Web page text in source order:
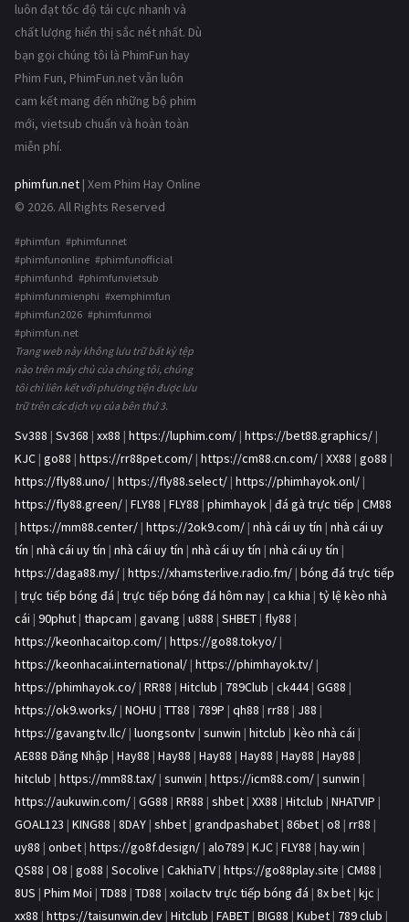
luôn đạt tốc độ tải cực nhanh và
chất lượng hiển thị sắc nét nhất. Dù
bạn gọi chúng tôi là PhimFun hay
Phim Fun, PhimFun.net vẫn luôn
cam kết mang đến những bộ phim
mới, vietsub chuẩn và hoàn toàn
miễn phí.
phimfun.net | Xem Phim Hay Online
© 2026. All Rights Reserved
#phimfun #phimfunnet
#phimfunonline #phimfunofficial
#phimfunhd #phimfunvietsub
#phimfunmienphi #xemphimfun
#phimfun2026 #phimfunmoi
#phimfun.net
Trang web này không lưu trữ bất kỳ tệp
nào trên máy chủ của chúng tôi, chúng
tôi chỉ liên kết với phương tiện được lưu
trữ trên các dịch vụ của bên thứ 3.
Sv388 | Sv368 | xx88 | https://luphim.com/ | https://bet88.graphics/ |
KJC | go88 | https://rr88pet.com/ | https://cm88.cn.com/ | XX88 | go88 |
https://fly88.uno/ | https://fly88.select/ | https://phimhayok.onl/ |
https://fly88.green/ | FLY88 | FLY88 | phimhayok | đá gà trực tiếp | CM88
| https://mm88.center/ | https://2ok9.com/ | nhà cái uy tín | nhà cái uy
tín | nhà cái uy tín | nhà cái uy tín | nhà cái uy tín | nhà cái uy tín |
https://daga88.my/ | https://xhamsterlive.radio.fm/ | bóng đá trực tiếp
| trực tiếp bóng đá | trực tiếp bóng đá hôm nay | ca khia | tỷ lệ kèo nhà
cái | 90phut | thapcam | gavang | u888 | SHBET | fly88 |
https://keonhacaitop.com/ | https://go88.tokyo/ |
https://keonhacai.international/ | https://phimhayok.tv/ |
https://phimhayok.co/ | RR88 | Hitclub | 789Club | ck444| GG88 |
https://ok9.works/ | NOHU | TT88 | 789P | qh88 | rr88 | J88 |
https://gavangtv.llc/ | luongsontv | sunwin | hitclub | kèo nhà cái |
AE888 Đăng Nhập | Hay88 | Hay88 | Hay88 | Hay88 | Hay88 | Hay88 |
hitclub | https://mm88.tax/ | sunwin | https://icm88.com/ | sunwin |
https://aukuwin.com/ | GG88 | RR88 | shbet | XX88 | Hitclub | NHATVIP |
GOAL123 | KING88 | 8DAY | shbet | grandpashabet | 86bet | o8 | rr88 |
uy88 | onbet | https://go8f.design/ | alo789 | KJC | FLY88 | hay.win |
QS88 | O8 | go88 | Socolive | CakhiaTV | https://go88play.site | CM88 |
8US | Phim Moi | TD88 | TD88 | xoilactv trực tiếp bóng đá | 8x bet | kjc |
xx88 | https://taisunwin.dev | Hitclub | FABET | BIG88 | Kubet | 789 club |